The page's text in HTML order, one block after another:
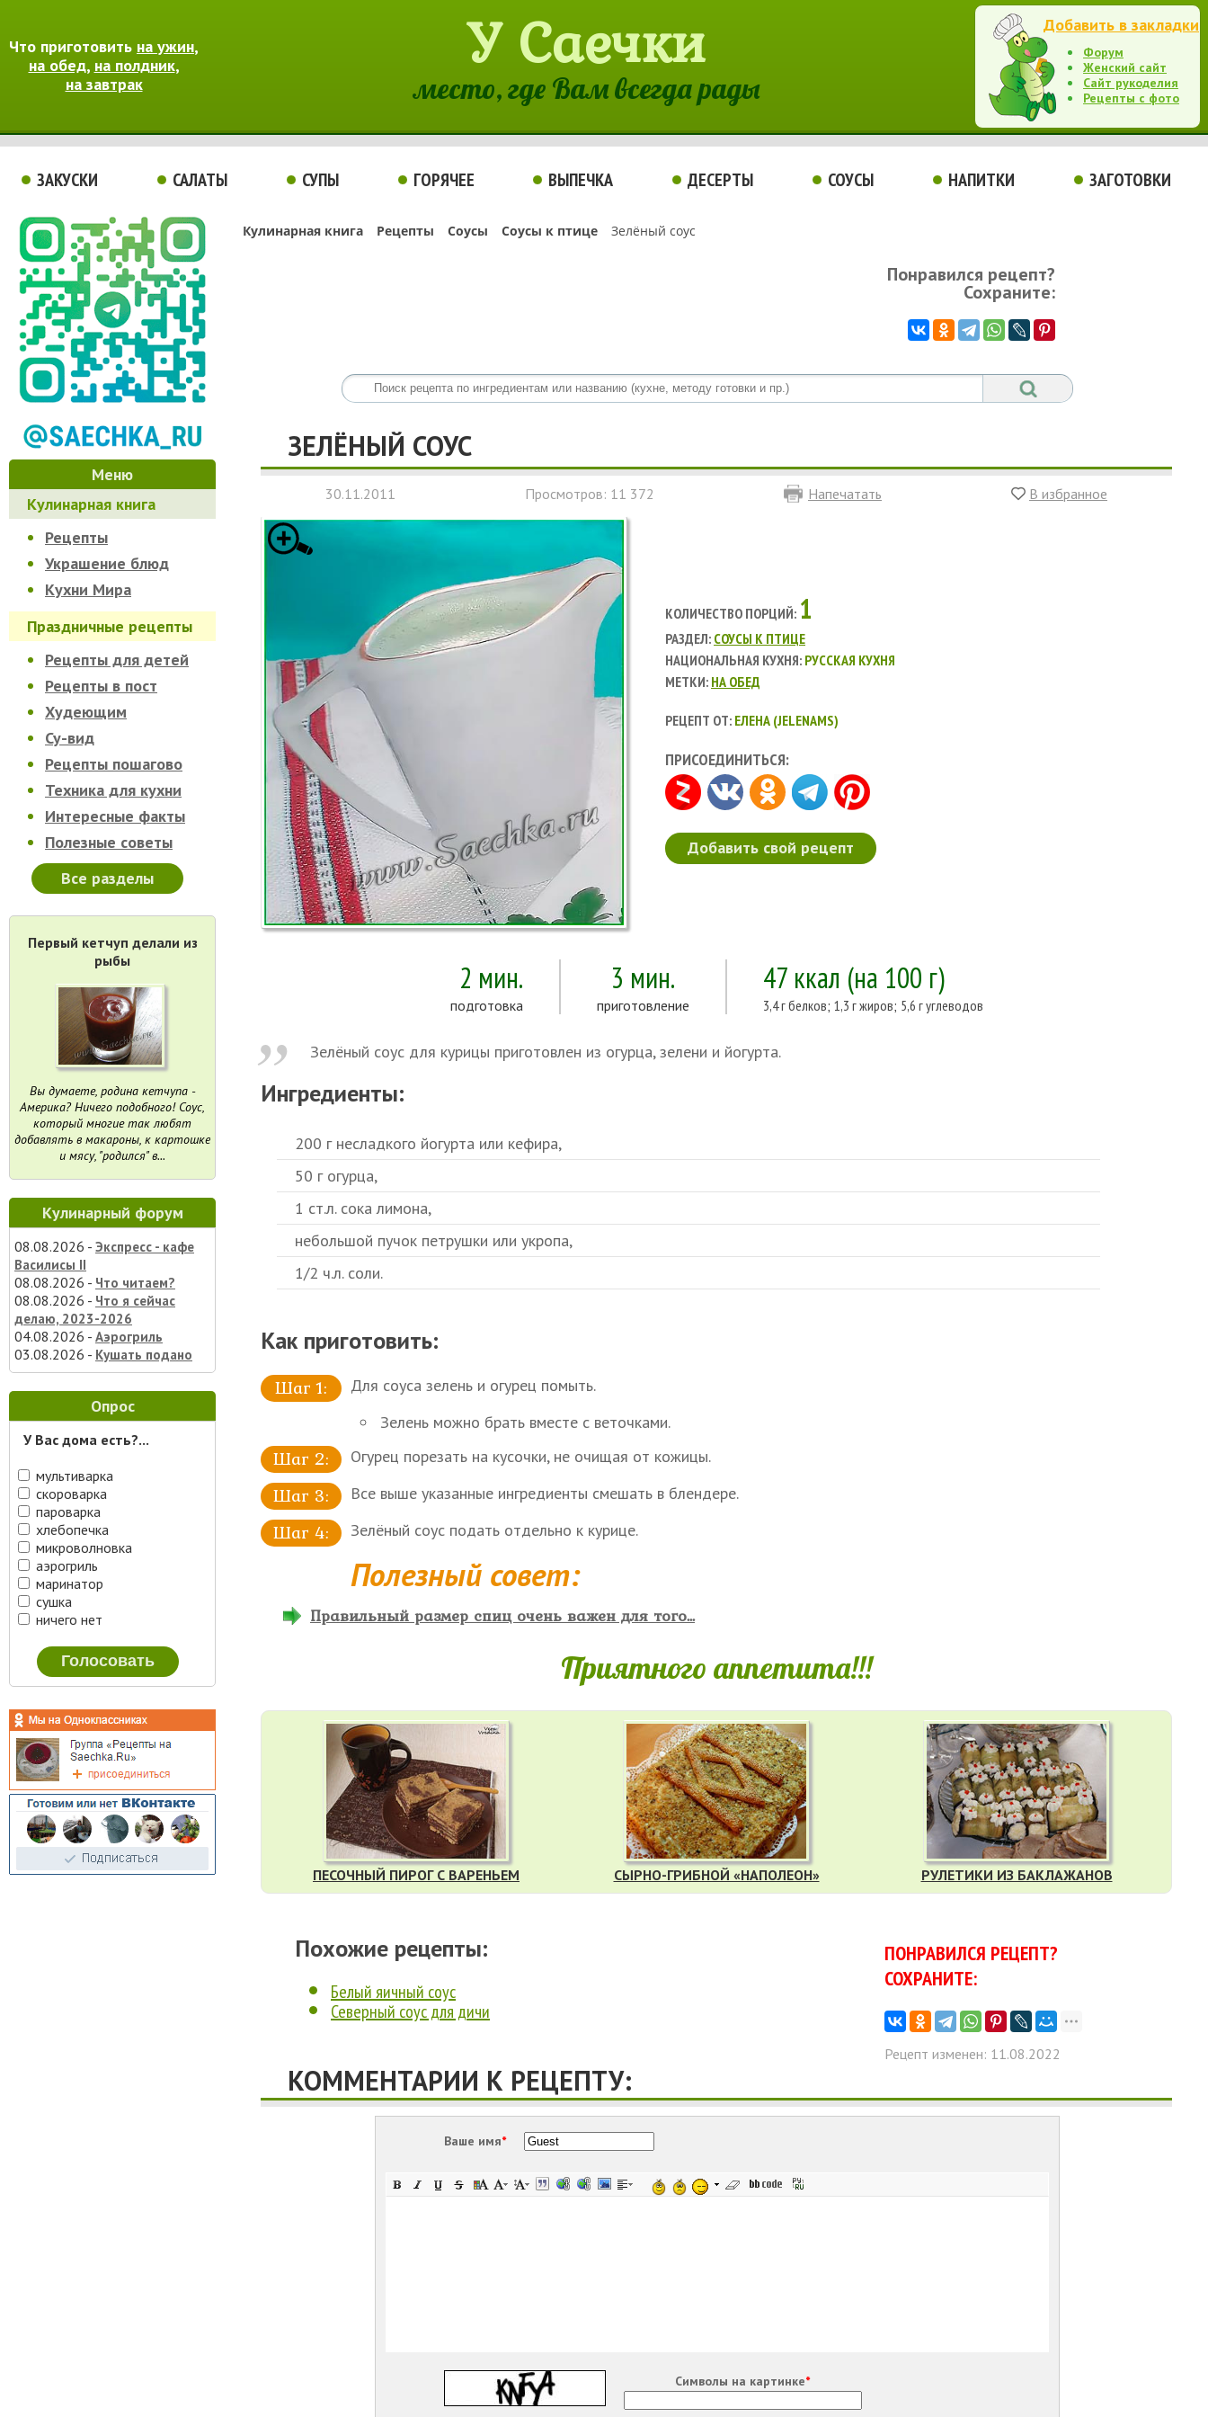
Что приготовить на ужин,
на обед, на полдник,
на завтрак
У Саечки
место, где Вам всегда рады
Добавить в закладки
Форум
Женский сайт
Сайт рукоделия
Рецепты с фото
ЗАКУСКИ САЛАТЫ СУПЫ ГОРЯЧЕЕ ВЫПЕЧКА ДЕСЕРТЫ СОУСЫ НАПИТКИ ЗАГОТОВКИ
Меню
Кулинарная книга
Рецепты
Украшение блюд
Кухни Мира
Праздничные рецепты
Рецепты для детей
Рецепты в пост
Худеющим
Су-вид
Рецепты пошагово
Техника для кухни
Интересные факты
Полезные советы
Все разделы
Первый кетчуп делали из
рыбы
Вы думаете, родина кетчупа -
Америка? Ничего подобного! Соус,
который многие так любят
добавлять в макароны, к картошке
и мясу, "родился" в...
Кулинарный форум
08.08.2026 - Экспресс - кафе
Василисы II
08.08.2026 - Что читаем?
08.08.2026 - Что я сейчас
делаю, 2023-2026
04.08.2026 - Аэрогриль
03.08.2026 - Кушать подано
Опрос
У Вас дома есть?...
мультиварка
скороварка
пароварка
хлебопечка
микроволновка
аэрогриль
маринатор
сушка
ничего нет
Кулинарная книга Рецепты Соусы Соусы к птице Зелёный соус
Понравился рецепт?
Сохраните:
ЗЕЛЁНЫЙ СОУС
30.11.2011 Просмотров: 11 372 Напечатать В избранное
КОЛИЧЕСТВО ПОРЦИЙ: 1
РАЗДЕЛ: СОУСЫ К ПТИЦЕ
НАЦИОНАЛЬНАЯ КУХНЯ: РУССКАЯ КУХНЯ
МЕТКИ: НА ОБЕД
РЕЦЕПТ ОТ: ЕЛЕНА (JELENAMS)
ПРИСОЕДИНИТЬСЯ:
Добавить свой рецепт
2 мин.
подготовка
3 мин.
приготовление
47 ккал (на 100 г)
3,4 г белков; 1,3 г жиров; 5,6 г углеводов
Зелёный соус для курицы приготовлен из огурца, зелени и йогурта.
Ингредиенты:
200 г несладкого йогурта или кефира,
50 г огурца,
1 ст.л. сока лимона,
небольшой пучок петрушки или укропа,
1/2 ч.л. соли.
Как приготовить:
Для соуса зелень и огурец помыть.
Зелень можно брать вместе с веточками.
Огурец порезать на кусочки, не очищая от кожицы.
Все выше указанные ингредиенты смешать в блендере.
Зелёный соус подать отдельно к курице.
Полезный совет:
Правильный размер спиц очень важен для того...
Приятного аппетита!!!
ПЕСОЧНЫЙ ПИРОГ С ВАРЕНЬЕМ СЫРНО-ГРИБНОЙ «НАПОЛЕОН» РУЛЕТИКИ ИЗ БАКЛАЖАНОВ
Похожие рецепты:
Белый яичный соус
Северный соус для дичи
ПОНРАВИЛСЯ РЕЦЕПТ?
СОХРАНИТЕ:
Рецепт изменен: 11.08.2022
КОММЕНТАРИИ К РЕЦЕПТУ:
Ваше имя*
Символы на картинке*